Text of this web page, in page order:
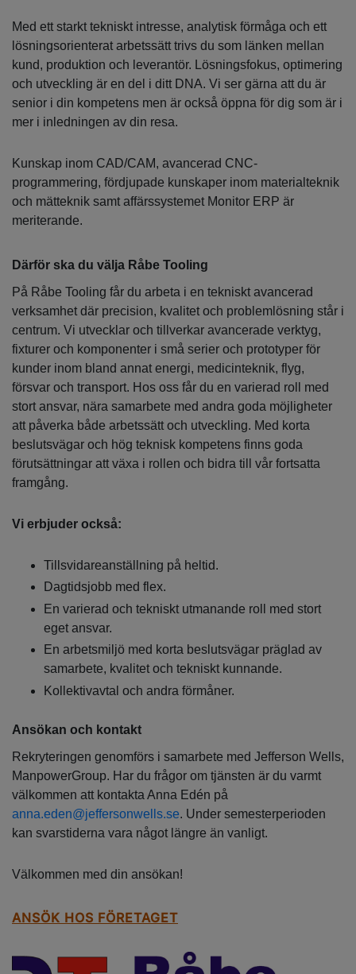
Med ett starkt tekniskt intresse, analytisk förmåga och ett
lösningsorienterat arbetssätt trivs du som länken mellan
kund, produktion och leverantör. Lösningsfokus, optimering
och utveckling är en del i ditt DNA. Vi ser gärna att du är
senior i din kompetens men är också öppna för dig som är i
mer i inledningen av din resa.
Kunskap inom CAD/CAM, avancerad CNC-
programmering, fördjupade kunskaper inom materialteknik
och mätteknik samt affärssystemet Monitor ERP är
meriterande.
Därför ska du välja Råbe Tooling
På Råbe Tooling får du arbeta i en tekniskt avancerad
verksamhet där precision, kvalitet och problemlösning står i
centrum. Vi utvecklar och tillverkar avancerade verktyg,
fixturer och komponenter i små serier och prototyper för
kunder inom bland annat energi, medicinteknik, flyg,
försvar och transport. Hos oss får du en varierad roll med
stort ansvar, nära samarbete med andra goda möjligheter
att påverka både arbetssätt och utveckling. Med korta
beslutsvägar och hög teknisk kompetens finns goda
förutsättningar att växa i rollen och bidra till vår fortsatta
framgång.
Vi erbjuder också:
Tillsvidareanställning på heltid.
Dagtidsjobb med flex.
En varierad och tekniskt utmanande roll med stort
eget ansvar.
En arbetsmiljö med korta beslutsvägar präglad av
samarbete, kvalitet och tekniskt kunnande.
Kollektivavtal och andra förmåner.
Ansökan och kontakt
Rekryteringen genomförs i samarbete med Jefferson Wells,
ManpowerGroup. Har du frågor om tjänsten är du varmt
välkommen att kontakta Anna Edén på
anna.eden@jeffersonwells.se. Under semesterperioden
kan svarstiderna vara något längre än vanligt.
Välkommen med din ansökan!
ANSÖK HOS FÖRETAGET